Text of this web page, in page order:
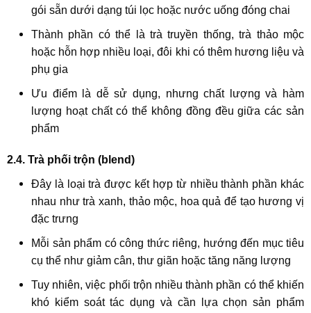
gói sẵn dưới dạng túi lọc hoặc nước uống đóng chai
Thành phần có thể là trà truyền thống, trà thảo mộc
hoặc hỗn hợp nhiều loại, đôi khi có thêm hương liệu và
phụ gia
Ưu điểm là dễ sử dụng, nhưng chất lượng và hàm
lượng hoạt chất có thể không đồng đều giữa các sản
phẩm
2.4. Trà phối trộn (blend)
Đây là loại trà được kết hợp từ nhiều thành phần khác
nhau như trà xanh, thảo mộc, hoa quả để tạo hương vị
đặc trưng
Mỗi sản phẩm có công thức riêng, hướng đến mục tiêu
cụ thể như giảm cân, thư giãn hoặc tăng năng lượng
Tuy nhiên, việc phối trộn nhiều thành phần có thể khiến
khó kiểm soát tác dụng và cần lựa chọn sản phẩm